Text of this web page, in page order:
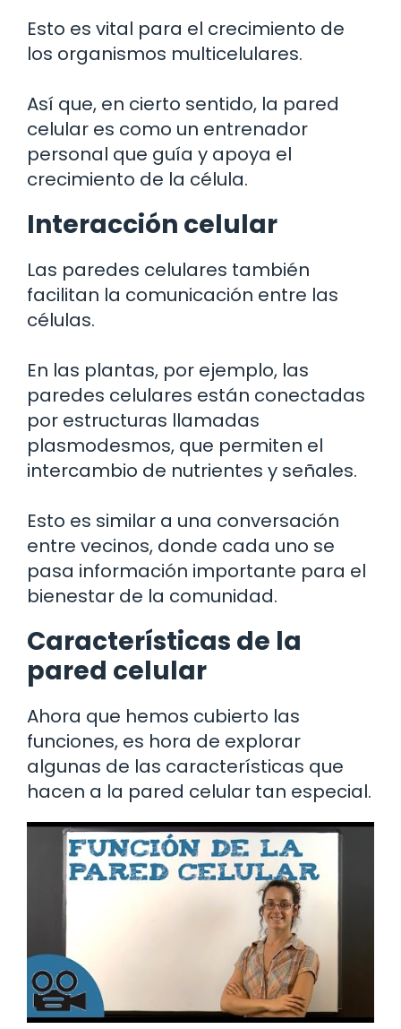
Esto es vital para el crecimiento de
los organismos multicelulares.
Así que, en cierto sentido, la pared
celular es como un entrenador
personal que guía y apoya el
crecimiento de la célula.
Interacción celular
Las paredes celulares también
facilitan la comunicación entre las
células.
En las plantas, por ejemplo, las
paredes celulares están conectadas
por estructuras llamadas
plasmodesmos, que permiten el
intercambio de nutrientes y señales.
Esto es similar a una conversación
entre vecinos, donde cada uno se
pasa información importante para el
bienestar de la comunidad.
Características de la
pared celular
Ahora que hemos cubierto las
funciones, es hora de explorar
algunas de las características que
hacen a la pared celular tan especial.